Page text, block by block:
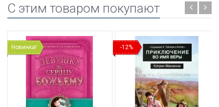
C этим товаром покупают
Новинка! -12%